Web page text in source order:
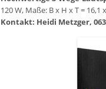
120 W, Maße: B x H x T =
Kontakt: Heidi Metzger,